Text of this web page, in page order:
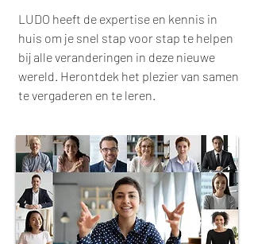
LUDO heeft de expertise en kennis in
huis om je snel stap voor stap te helpen
bij alle veranderingen in deze nieuwe
wereld. Herontdek het plezier van samen
te vergaderen en te leren.